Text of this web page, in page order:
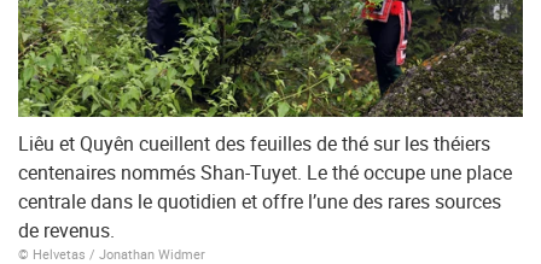
Liêu et Quyên cueillent des feuilles de thé sur les théiers
centenaires nommés Shan-Tuyet. Le thé occupe une place
centrale dans le quotidien et offre l’une des rares sources
de revenus.
© Helvetas / Jonathan Widmer